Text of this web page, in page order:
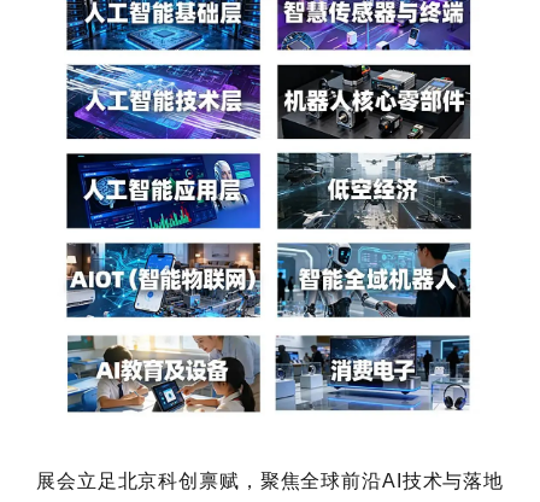
展会立足北京科创禀赋，聚焦全球前沿AI技术与落地